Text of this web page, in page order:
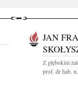
JAN
Z głębokim
prof. dr hab.